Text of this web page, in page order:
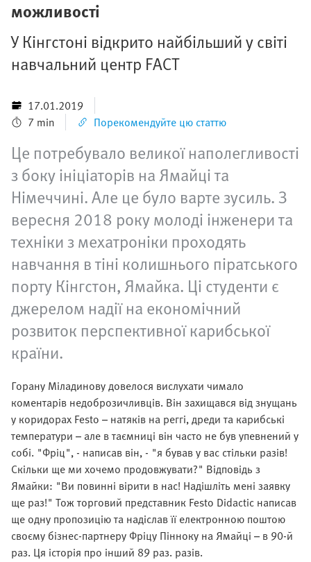
можливості
У Кінгстоні відкрито найбільший у світі
навчальний центр FACT
17.01.2019
7 min
Порекомендуйте цю статтю
Це потребувало великої наполегливості
з боку ініціаторів на Ямайці та
Німеччині. Але це було варте зусиль. З
вересня 2018 року молоді інженери та
техніки з мехатроніки проходять
навчання в тіні колишнього піратського
порту Кінгстон, Ямайка. Ці студенти є
джерелом надії на економічний
розвиток перспективної карибської
країни.
Горану Міладинову довелося вислухати чимало
коментарів недоброзичливців. Він захищався від знущань
у коридорах Festo – натяків на реггі, дреди та карибські
температури – але в таємниці він часто не був упевнений у
собі. "Фріц", - написав він, - "я бував у вас стільки разів!
Скільки ще ми хочемо продовжувати?" Відповідь з
Ямайки: "Ви повинні вірити в нас! Надішліть мені заявку
ще раз!" Тож торговий представник Festo Didactic написав
ще одну пропозицію та надіслав її електронною поштою
своєму бізнес-партнеру Фріцу Пінноку на Ямайці – в 90-й
раз. Ця історія про інший 89 раз. разів.